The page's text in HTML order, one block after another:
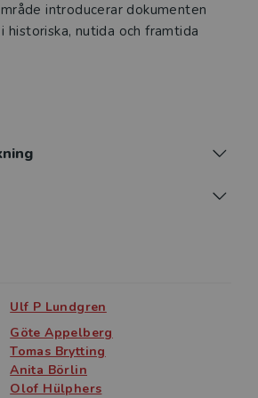
introducerar dokumenten
historiska, nutida och framtida
Ulf P Lundgren
Göte Appelberg
Tomas Brytting
Anita Börlin
Olof Hülphers